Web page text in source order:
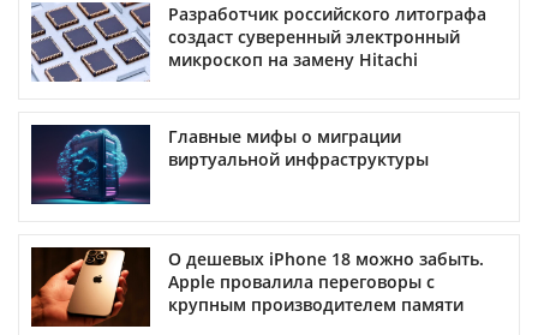
Разработчик российского литографа
создаст суверенный электронный
микроскоп на замену Hitachi
Главные мифы о миграции
виртуальной инфраструктуры
О дешевых iPhone 18 можно забыть.
Apple провалила переговоры с
крупным производителем памяти